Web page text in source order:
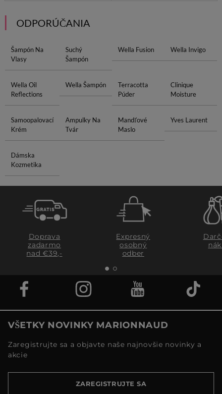
ODPORÚČANIA
Šampón Na
Vlasy
Suchý
Šampón
Wella Fusion Wella Invigo
Wella Oil
Reflections
Wella Šampón
Terracotta
Púder
Clinique
Moisture
Samoopalovací
Krém
Ampulky Na
Tvár
Mandľové
Maslo
Yves Laurent
Dámska
Kozmetika
Doprava
zadarmo
nad €39,-
Expresný
osobný
odber
VŠETKY NOVINKY MARIONNAUD
Zaregistrujte sa a objavte naše najnovšie novinky a
akcie
ZAREGISTRUJTE SA